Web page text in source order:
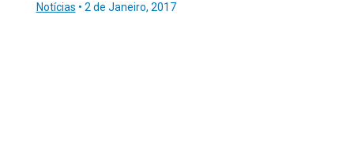
Notícias • 2 de Janeiro, 2017